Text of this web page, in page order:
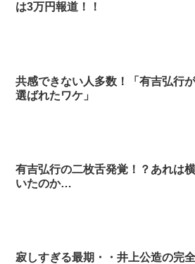
は3万円報道！！
共感できない人多数！「有吉弘行
選ばれたワケ」
有吉弘行の二枚舌発覚！？あれは
いたのか…
寂しすぎる最期・・井上公造の完